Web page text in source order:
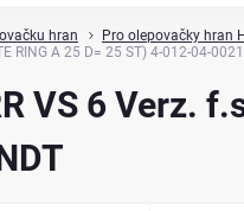
hran
Pro olepovačky hran
RING A 25 D= 25 ST) 4-012-04-
VS 6 Verz.